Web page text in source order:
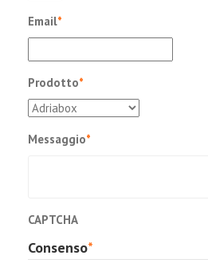
Email*
Prodotto*
Messaggio*
CAPTCHA
Consenso*